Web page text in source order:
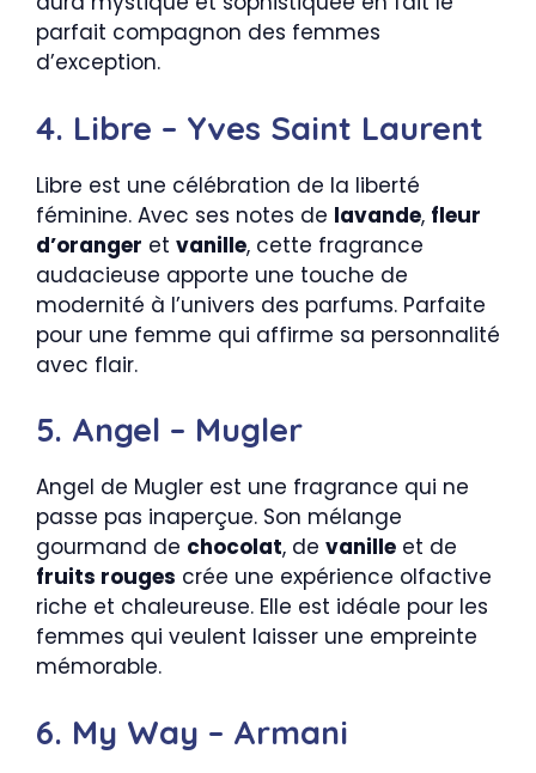
parfait compagnon des femmes
d’exception.
4. Libre – Yves Saint Laurent
Libre est une célébration de la liberté
féminine. Avec ses notes de lavande, fleur
d’oranger et vanille, cette fragrance
audacieuse apporte une touche de
modernité à l’univers des parfums. Parfaite
pour une femme qui affirme sa personnalité
avec flair.
5. Angel – Mugler
Angel de Mugler est une fragrance qui ne
passe pas inaperçue. Son mélange
gourmand de chocolat, de vanille et de
fruits rouges crée une expérience olfactive
riche et chaleureuse. Elle est idéale pour les
femmes qui veulent laisser une empreinte
mémorable.
6. My Way – Armani